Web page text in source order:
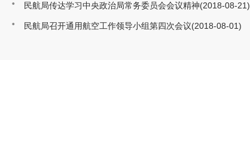
民航局传达学习中央政治局常务委员会会议精神(2018-08-21)
民航局召开通用航空工作领导小组第四次会议(2018-08-01)